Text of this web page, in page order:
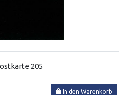
205
In den Warenkorb